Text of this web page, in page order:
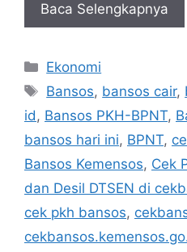
Baca Selengkapnya
Kategori
Ekonomi
Tag
Bansos, bansos cair,
id, Bansos PKH-BPNT,
bansos hari ini, BPNT,
Bansos Kemensos, Cek
dan Desil DTSEN di
cek pkh bansos,